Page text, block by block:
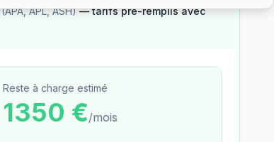
APL, ASH) — tarifs pré-remplis avec
Reste à charge estimé
1350 €/mois